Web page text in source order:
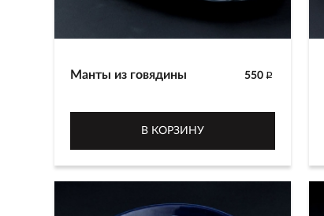
предварительному заказу за 1
3000 г
550 p
Манты из говядины
приготовленные на пару, с
сметаной (4 шт).
В КОРЗИНУ